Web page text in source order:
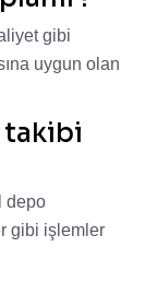
gibi
uygun olan
takibi
depo
gibi işlemler